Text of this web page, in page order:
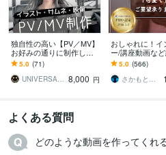
独自性の高い【PV／MV】
お好みの通りに制作しま
す SNS紹介プロモーショ
ン付き ／ 素材「０」から
でも制作OK
5.0 (71)
UNIVERSAL SMILE 8,000 円
おしゃれに！イ
ー/講座動画など
ます PR動画/
おしゃれに編集
きます！
5.0 (566)
さかもと＠動画クリエイター
よくある質問
どのような動画を作ってくれ